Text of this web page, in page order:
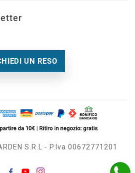
UN RESO
S.r.l - P.Iva 00672771201